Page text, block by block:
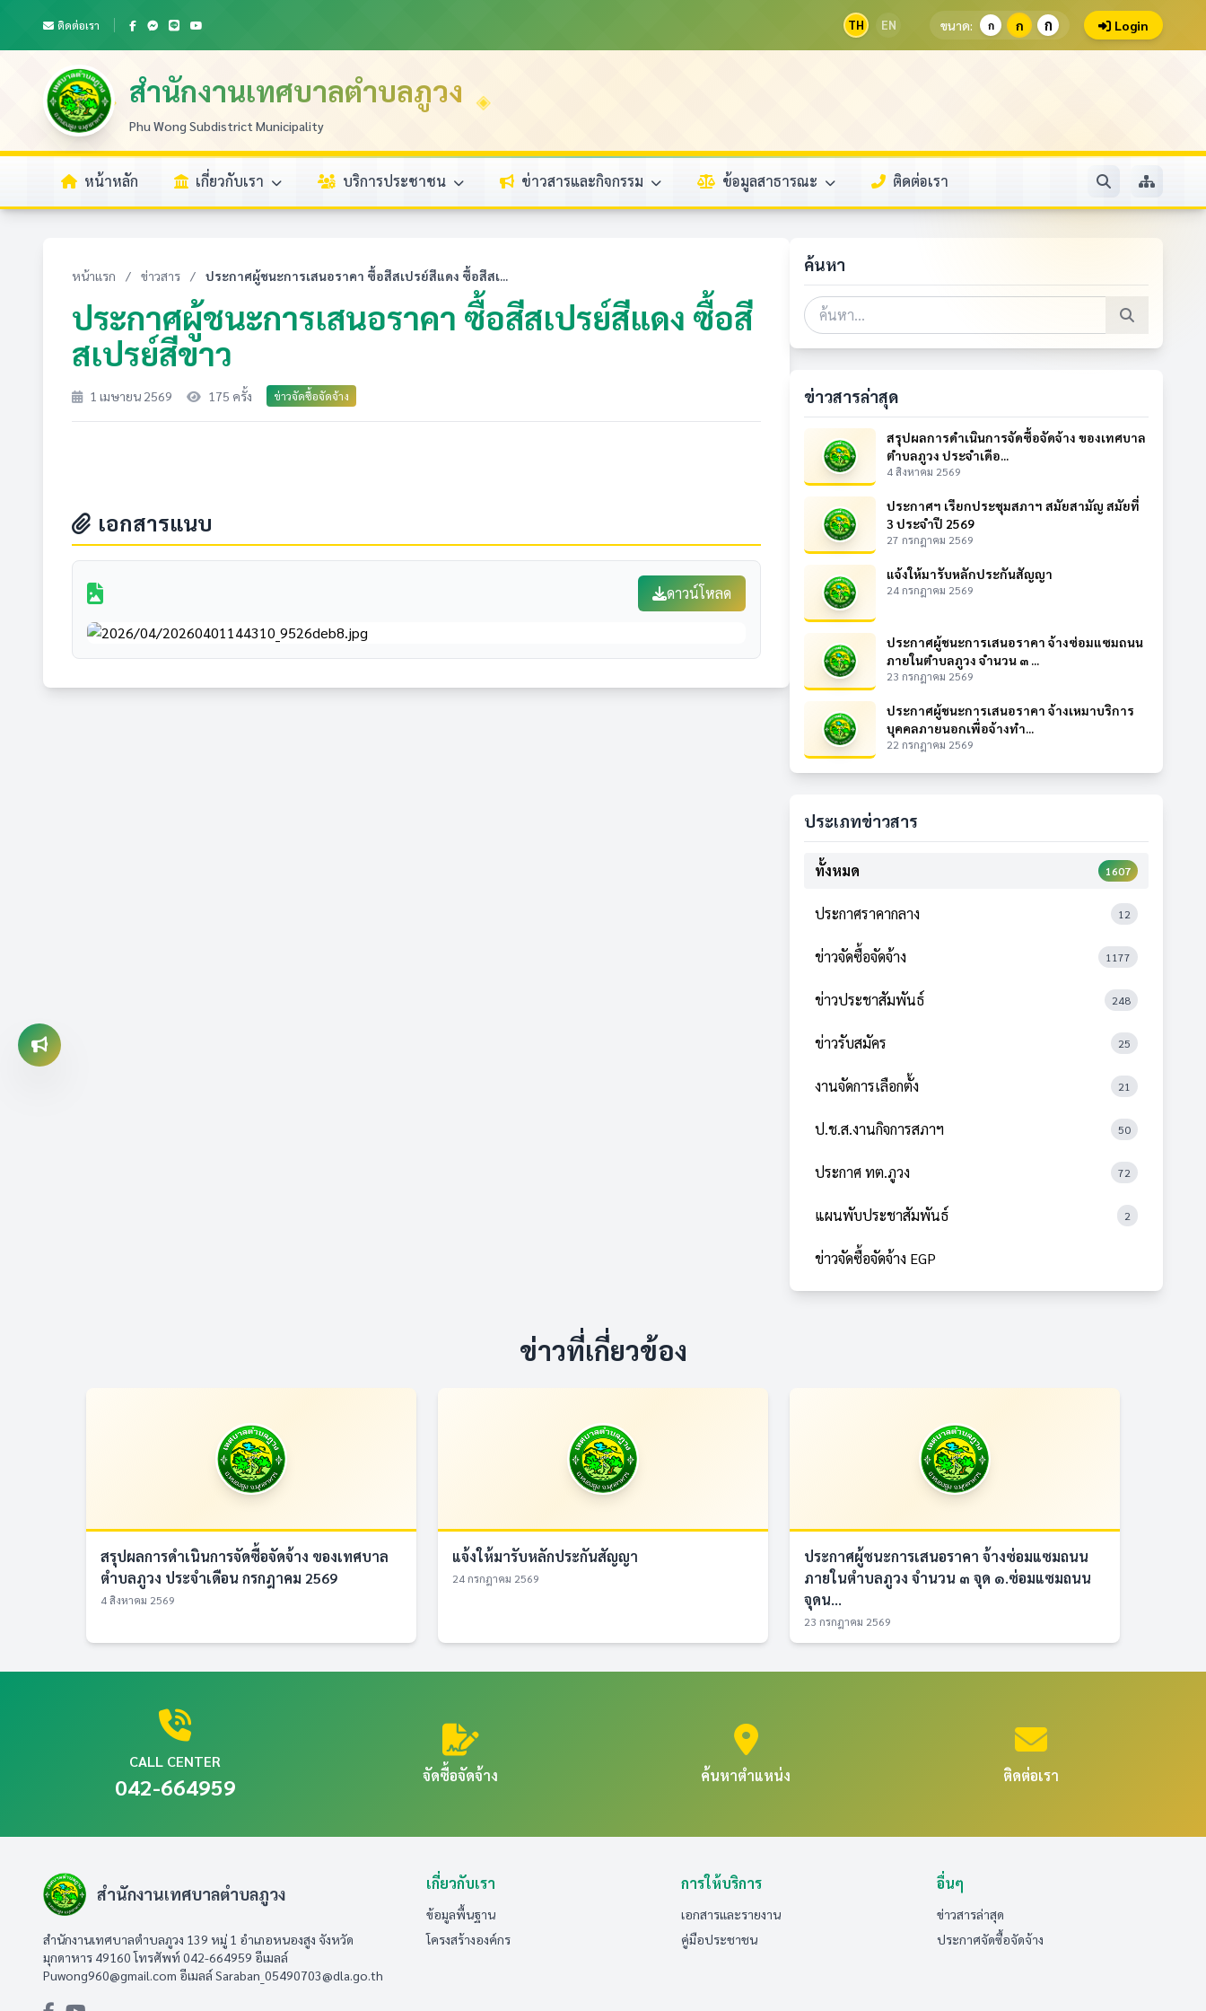
ติดต่อเรา TH EN ขนาด: ก ก ก Login
สำนักงานเทศบาลตำบลภูวง
Phu Wong Subdistrict Municipality
หน้าหลัก เกี่ยวกับเรา บริการประชาชน ข่าวสารและกิจกรรม ข้อมูลสาธารณะ ติดต่อเรา
หน้าแรก / ข่าวสาร / ประกาศผู้ชนะการเสนอราคา ซื้อสีสเปรย์สีแดง ซื้อสีสเ...
ประกาศผู้ชนะการเสนอราคา ซื้อสีสเปรย์สีแดง ซื้อสี
สเปรย์สีขาว
1 เมษายน 2569 175 ครั้ง ข่าวจัดซื้อจัดจ้าง
เอกสารแนบ
ดาวน์โหลด
ค้นหา
ข่าวสารล่าสุด
สรุปผลการดำเนินการจัดซื้อจัดจ้าง ของเทศบาล
ตำบลภูวง ประจำเดือ...
4 สิงหาคม 2569
ประกาศฯ เรียกประชุมสภาฯ สมัยสามัญ สมัยที่
3 ประจำปี 2569
27 กรกฎาคม 2569
แจ้งให้มารับหลักประกันสัญญา
24 กรกฎาคม 2569
ประกาศผู้ชนะการเสนอราคา จ้างซ่อมแซมถนน
ภายในตำบลภูวง จำนวน ๓ ...
23 กรกฎาคม 2569
ประกาศผู้ชนะการเสนอราคา จ้างเหมาบริการ
บุคคลภายนอกเพื่อจ้างทำ...
22 กรกฎาคม 2569
ประเภทข่าวสาร
ทั้งหมด 1607
ประกาศราคากลาง 12
ข่าวจัดซื้อจัดจ้าง 1177
ข่าวประชาสัมพันธ์ 248
ข่าวรับสมัคร 25
งานจัดการเลือกตั้ง 21
ป.ช.ส.งานกิจการสภาฯ 50
ประกาศ ทต.ภูวง 72
แผนพับประชาสัมพันธ์ 2
ข่าวจัดซื้อจัดจ้าง EGP
ข่าวที่เกี่ยวข้อง
สรุปผลการดำเนินการจัดซื้อจัดจ้าง ของเทศบาล
ตำบลภูวง ประจำเดือน กรกฎาคม 2569
4 สิงหาคม 2569
แจ้งให้มารับหลักประกันสัญญา
24 กรกฎาคม 2569
ประกาศผู้ชนะการเสนอราคา จ้างซ่อมแซมถนน
ภายในตำบลภูวง จำนวน ๓ จุด ๑.ซ่อมแซมถนน
จุดน...
23 กรกฎาคม 2569
CALL CENTER
042-664959 จัดซื้อจัดจ้าง ค้นหาตำแหน่ง ติดต่อเรา
สำนักงานเทศบาลตำบลภูวง
สำนักงานเทศบาลตำบลภูวง 139 หมู่ 1 อำเภอหนองสูง จังหวัด
มุกดาหาร 49160 โทรศัพท์ 042-664959 อีเมลล์
Puwong960@gmail.com อีเมลล์Saraban_05490703@dla.go.th
เกี่ยวกับเรา
ข้อมูลพื้นฐาน
โครงสร้างองค์กร
การให้บริการ
เอกสารและรายงาน
คู่มือประชาชน
อื่นๆ
ข่าวสารล่าสุด
ประกาศจัดซื้อจัดจ้าง